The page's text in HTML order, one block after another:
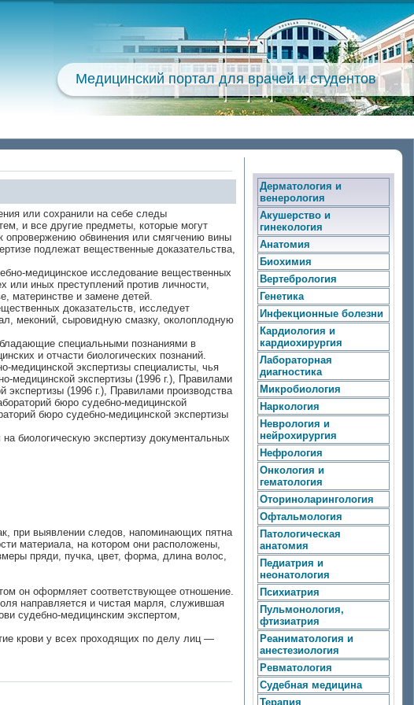
Медицинский портал для врачей и студентов
или сохранили на себе следы
и все другие предметы, которые могут
опровержению обвинения или смягчению вины
подлежат вещественные доказательства,
медицинское исследование вещественных
или иных преступлений против личности,
материнстве и замене детей.
доказательств, исследует
меконий, сыровидную смазку, околоплодную
специальными познаниями в
и отчасти биологических познаний.
медицинской экспертизы специалисты, чья
медицинской экспертизы (1996 г.), Правилами
экспертизы (1996 г.), Правилами производства
бюро судебно-медицинской
бюро судебно-медицинской экспертизы
биологическую экспертизу документальных
при выявлении следов, напоминающих пятна
материала, на котором они расположены,
пряди, пучка, цвет, форма, длина волос,
он оформляет соответствующее отношение.
направляется и чистая марля, служившая
судебно-медицинским экспертом,
крови у всех проходящих по делу лиц —
Дерматология и
венерология
Акушерство и
гинекология
Анатомия
Биохимия
Вертебрология
Генетика
Инфекционные болезни
Кардиология и
кардиохирургия
Лабораторная
диагностика
Микробиология
Наркология
Неврология и
нейрохирургия
Нефрология
Онкология и
гематология
Оториноларингология
Офтальмология
Патологическая
анатомия
Педиатрия и
неонатология
Психиатрия
Пульмонология,
фтизиатрия
Реаниматология и
анестезиология
Ревматология
Судебная медицина
Терапия